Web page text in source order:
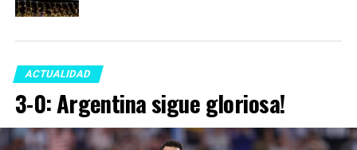
ACTUALIDAD
3-0: Argentina sigue gloriosa!